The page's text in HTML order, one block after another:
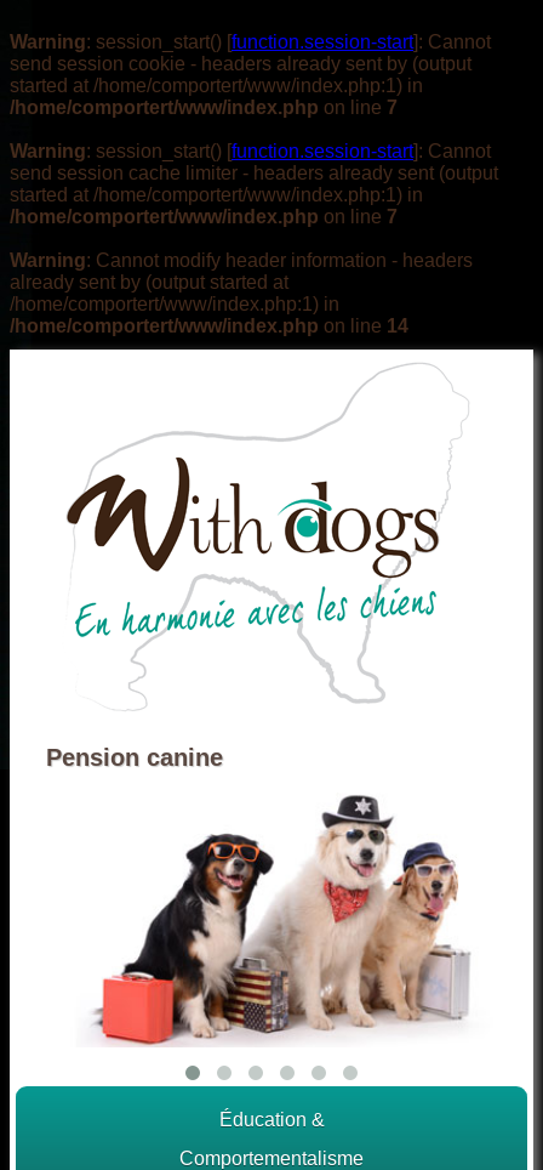
Warning: session_start() [function.session-start]: Cannot
send session cookie - headers already sent by (output
started at /home/comportert/www/index.php:1) in
/home/comportert/www/index.php on line 7
Warning: session_start() [function.session-start]: Cannot
send session cache limiter - headers already sent (output
started at /home/comportert/www/index.php:1) in
/home/comportert/www/index.php on line 7
Warning: Cannot modify header information - headers
already sent by (output started at
/home/comportert/www/index.php:1) in
/home/comportert/www/index.php on line 14
Pension canine
Éducation &
Comportementalisme